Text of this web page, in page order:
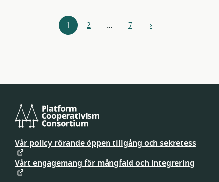
Resursnavigering
1 2 … 7 nästa
›
Platform
Cooperativism
Consortium
Vår policy rörande öppen tillgång och sekretess
Vårt engagemang för mångfald och integrering